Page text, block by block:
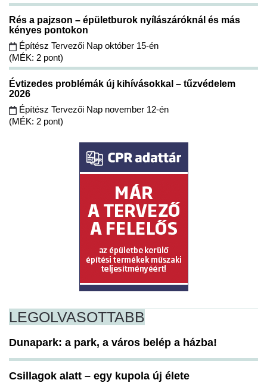
Rés a pajzson – épületburok nyílászáróknál és más
kényes pontokon
Építész Tervezői Nap október 15-én
(MÉK: 2 pont)
Évtizedes problémák új kihívásokkal – tűzvédelem
2026
Építész Tervezői Nap november 12-én
(MÉK: 2 pont)
LEGOLVASOTTABB
Dunapark: a park, a város belép a házba!
Csillagok alatt – egy kupola új élete